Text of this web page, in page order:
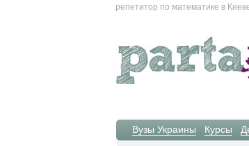
репетитор по математике в
Вузы Украины Курсы